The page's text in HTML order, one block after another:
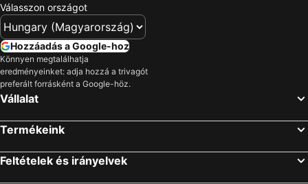
Válasszon országot
Hozzáadás a Google-hoz
Könnyen megtalálhatja
eredményeinket: adja hozzá a trivagót
preferált forrásként a Google-höz.
Vállalat
Termékeink
Feltételek és irányelvek